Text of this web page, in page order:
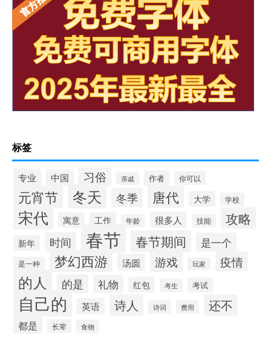
标签
专业 中国 习俗 亲戚 作者 你可以
元宵节 冬天 冬季 唐代 大学 学校
宋代 寓意 工作 年龄 很多人 技能 攻略
新年 时间 春节 春节期间 是一个
是一种 梦幻西游 汤圆 游戏 玩家 疫情
的人 的是 礼物 红包 考生 考试
自己的 英语 诗人 诗词 费用 还不
都是 长辈 食物